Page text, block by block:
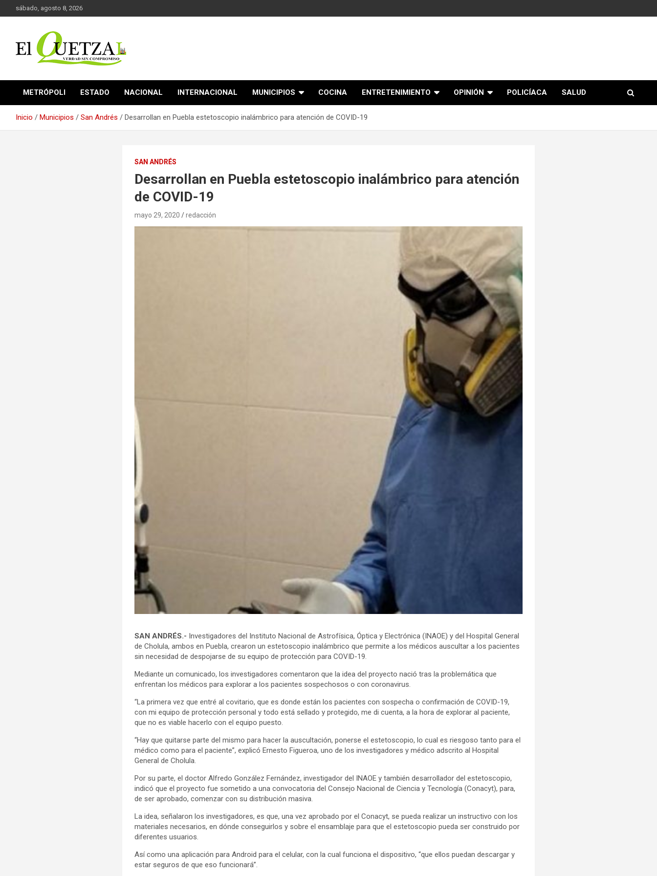
al
sábado, agosto 8, 2026
El Quetzal de Cholula
METRÓPOLI ESTADO NACIONAL INTERNACIONAL MUNICIPIOS COCINA ENTRETENIMIENTO OPINIÓN POLICÍACA SALUD
Inicio Municipios San Andrés Desarrollan en Puebla estetoscopio inalámbrico para atención de COVID-19
SAN ANDRÉS
Desarrollan en Puebla estetoscopio inalámbrico para atención
de COVID-19
mayo 29, 2020 redacción
SAN ANDRÉS.- Investigadores del Instituto Nacional de Astrofísica, Óptica y Electrónica (INAOE) y del Hospital General
de Cholula, ambos en Puebla, crearon un estetoscopio inalámbrico que permite a los médicos auscultar a los pacientes
sin necesidad de despojarse de su equipo de protección para COVID-19.
Mediante un comunicado, los investigadores comentaron que la idea del proyecto nació tras la problemática que
enfrentan los médicos para explorar a los pacientes sospechosos o con coronavirus.
“La primera vez que entré al covitario, que es donde están los pacientes con sospecha o confirmación de COVID-19,
con mi equipo de protección personal y todo está sellado y protegido, me di cuenta, a la hora de explorar al paciente,
que no es viable hacerlo con el equipo puesto.
“Hay que quitarse parte del mismo para hacer la auscultación, ponerse el estetoscopio, lo cual es riesgoso tanto para el
médico como para el paciente”, explicó Ernesto Figueroa, uno de los investigadores y médico adscrito al Hospital
General de Cholula.
Por su parte, el doctor Alfredo González Fernández, investigador del INAOE y también desarrollador del estetoscopio,
indicó que el proyecto fue sometido a una convocatoria del Consejo Nacional de Ciencia y Tecnología (Conacyt), para,
de ser aprobado, comenzar con su distribución masiva.
La idea, señalaron los investigadores, es que, una vez aprobado por el Conacyt, se pueda realizar un instructivo con los
materiales necesarios, en dónde conseguirlos y sobre el ensamblaje para que el estetoscopio pueda ser construido por
diferentes usuarios.
Así como una aplicación para Android para el celular, con la cual funciona el dispositivo, “que ellos puedan descargar y
estar seguros de que eso funcionará”.